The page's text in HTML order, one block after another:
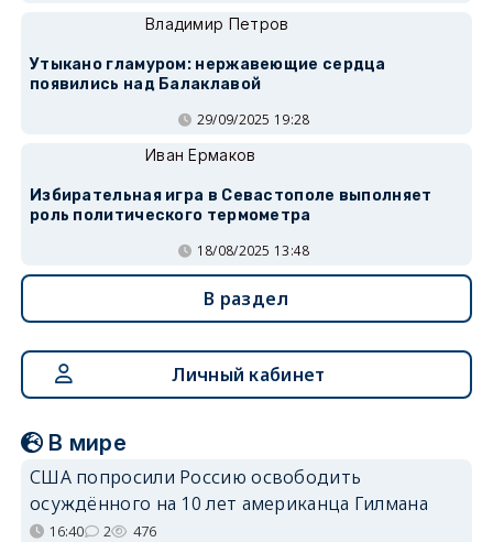
Владимир Петров
Утыкано гламуром: нержавеющие сердца
появились над Балаклавой
29/09/2025 19:28
Иван Ермаков
Избирательная игра в Севастополе выполняет
роль политического термометра
18/08/2025 13:48
В раздел
Личный кабинет
В мире
США попросили Россию освободить
осуждённого на 10 лет американца Гилмана
16:40 2 476